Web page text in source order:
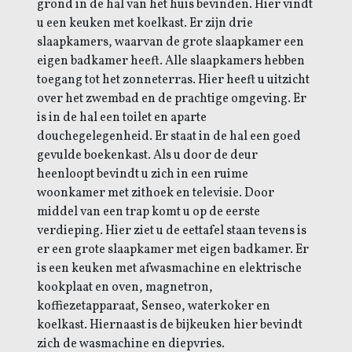
grond in de hal van het huis bevinden. Hier vindt
u een keuken met koelkast. Er zijn drie
slaapkamers, waarvan de grote slaapkamer een
eigen badkamer heeft. Alle slaapkamers hebben
toegang tot het zonneterras. Hier heeft u uitzicht
over het zwembad en de prachtige omgeving. Er
is in de hal een toilet en aparte
douchegelegenheid. Er staat in de hal een goed
gevulde boekenkast. Als u door de deur
heenloopt bevindt u zich in een ruime
woonkamer met zithoek en televisie. Door
middel van een trap komt u op de eerste
verdieping. Hier ziet u de eettafel staan tevens is
er een grote slaapkamer met eigen badkamer. Er
is een keuken met afwasmachine en elektrische
kookplaat en oven, magnetron,
koffiezetapparaat, Senseo, waterkoker en
koelkast. Hiernaast is de bijkeuken hier bevindt
zich de wasmachine en diepvries.